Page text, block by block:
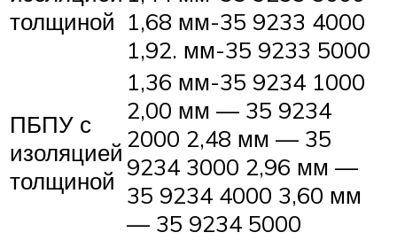
толщиной 1,68 мм-35 9233 4000
1,92. мм-35 9233 5000
ПБПУ с
изоляцией
толщиной
1,36 мм-35 9234 1000
2,00 мм — 35 9234
2000 2,48 мм — 35
9234 3000 2,96 мм —
35 9234 4000 3,60 мм
— 35 9234 5000